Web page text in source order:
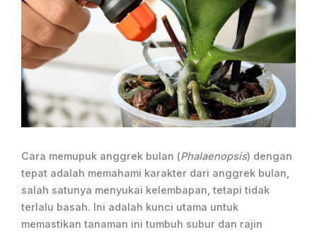
Cara memupuk anggrek bulan (Phalaenopsis) dengan
tepat adalah memahami karakter dari anggrek bulan,
salah satunya menyukai kelembapan, tetapi tidak
terlalu basah. Ini adalah kunci utama untuk
memastikan tanaman ini tumbuh subur dan rajin